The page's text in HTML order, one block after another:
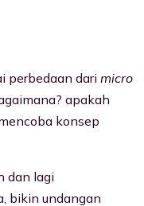
perbedaan dari micro
apakah
konsep
dan lagi
bikin undangan